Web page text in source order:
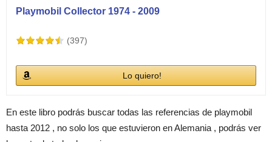
Playmobil Collector 1974 - 2009
(397)
Lo quiero!
En este libro podrás buscar todas las referencias de playmobil
hasta 2012 , no solo los que estuvieron en Alemania , podrás ver